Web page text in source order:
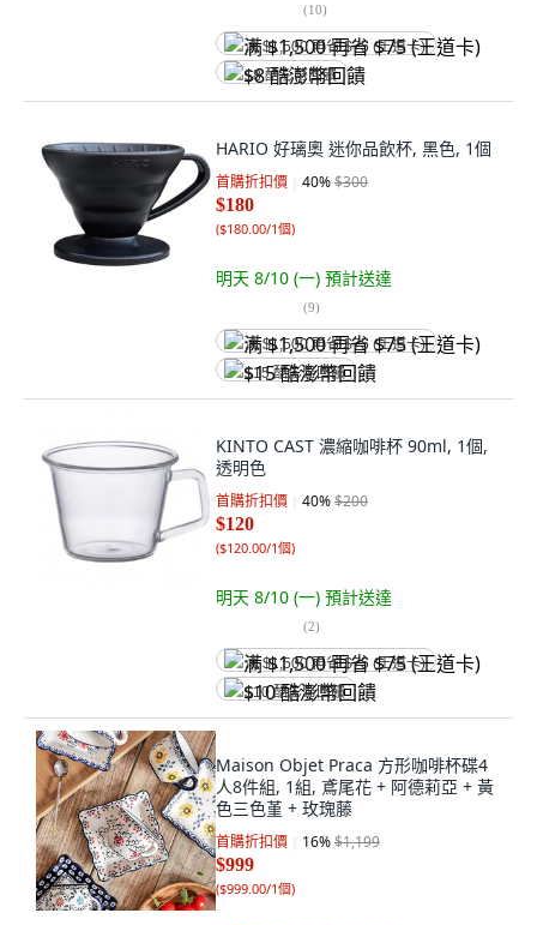
(10)
满 $1,500 再省 $75 (王道卡)
$8 酷澎幣回饋
HARIO 好璃奧 迷你品飲杯, 黑色, 1個
首購折扣價 40%$300
$180
($180.00/1個)
明天 8/10 (一) 預計送達
(9)
满 $1,500 再省 $75 (王道卡)
$15 酷澎幣回饋
KINTO CAST 濃縮咖啡杯 90ml, 1個,
透明色
首購折扣價 40%$200
$120
($120.00/1個)
明天 8/10 (一) 預計送達
(2)
满 $1,500 再省 $75 (王道卡)
$10 酷澎幣回饋
Maison Objet Praca 方形咖啡杯碟4
人8件組, 1組, 鳶尾花 + 阿德莉亞 + 黃
色三色堇 + 玫瑰藤
首購折扣價 16%$1,199
$999
($999.00/1個)